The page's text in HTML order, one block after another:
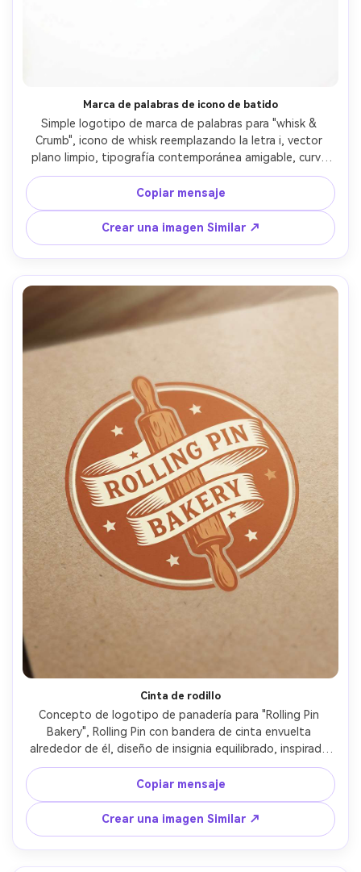
Marca de palabras de icono de batido
Simple logotipo de marca de palabras para "whisk &
Crumb", icono de whisk reemplazando la letra i, vector
plano limpio, tipografía contemporánea amigable, curva
sutil, paleta neutra cálida, alta legibilidad en tamaños
pequeños, estilo de marca mínimo, fondo blanco lisa,
lente de 85 mm, profundidad de campo poco profunda,
iluminación cinematográfica suave- -ar 4:5
Copiar mensaje
Crear una imagen Similar ↗
Cinta de rodillo
Concepto de logotipo de panadería para "Rolling Pin
Bakery", Rolling Pin con bandera de cinta envuelta
alrededor de él, diseño de insignia equilibrado, inspirado
en el vintage pero limpio, vector de dos colores, fuente
serif clásica para el nombre, estrellas pequeñas como
acentos, diseño amigable para la impresión, lente de 85
mm, profundidad de campo poco profunda, iluminación
cinematográfica suave-AR 4:5
Copiar mensaje
Crear una imagen Similar ↗